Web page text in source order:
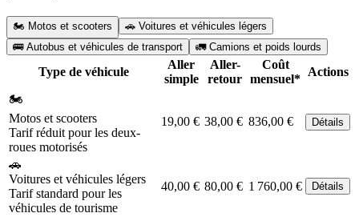
🏍️ Motos et scooters
🚗 Voitures et véhicules légers
🚌 Autobus et véhicules de transport
🚛 Camions et poids lourds
Type de véhicule
Aller
simple
Aller-
retour
Coût
mensuel*
Actions
🏍️
Motos et scooters
Tarif réduit pour les deux-
roues motorisés
19,00 € 38,00 € 836,00 € Détails
🚗
Voitures et véhicules légers
Tarif standard pour les
véhicules de tourisme
40,00 € 80,00 € 1 760,00 € Détails